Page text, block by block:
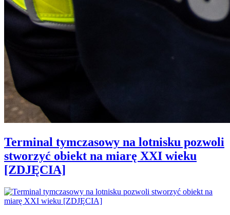
Terminal tymczasowy na lotnisku pozwoli
stworzyć obiekt na miarę XXI wieku
[ZDJĘCIA]